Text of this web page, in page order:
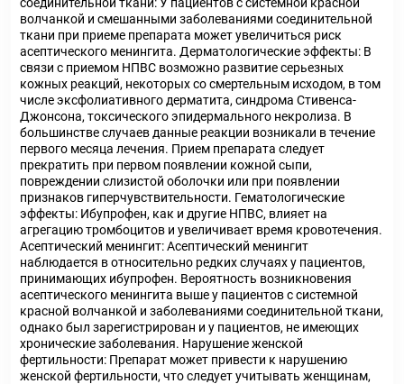
волчанкой и смешанными заболеваниями соединительной
ткани при приеме препарата может увеличиться риск
асептического менингита. Дерматологические эффекты: В
связи с приемом НПВС возможно развитие серьезных
кожных реакций, некоторых со смертельным исходом, в том
числе эксфолиативного дерматита, синдрома Стивенса-
Джонсона, токсического эпидермального некролиза. В
большинстве случаев данные реакции возникали в течение
первого месяца лечения. Прием препарата следует
прекратить при первом появлении кожной сыпи,
повреждении слизистой оболочки или при появлении
признаков гиперчувствительности. Гематологические
эффекты: Ибупрофен, как и другие НПВС, влияет на
агрегацию тромбоцитов и увеличивает время кровотечения.
Асептический менингит: Асептический менингит
наблюдается в относительно редких случаях у пациентов,
принимающих ибупрофен. Вероятность возникновения
асептического менингита выше у пациентов с системной
красной волчанкой и заболеваниями соединительной ткани,
однако был зарегистрирован и у пациентов, не имеющих
хронические заболевания. Нарушение женской
фертильности: Препарат может привести к нарушению
женской фертильности, что следует учитывать женщинам,